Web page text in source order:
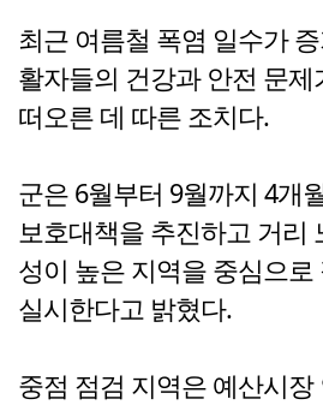
최근 여름철 폭염 일수가
활자들의 건강과 안전 문
떠오른 데 따른 조치다.
군은 6월부터 9월까지 4개
보호대책을 추진하고 거리
성이 높은 지역을 중심으
실시한다고 밝혔다.
중점 점검 지역은 예산시